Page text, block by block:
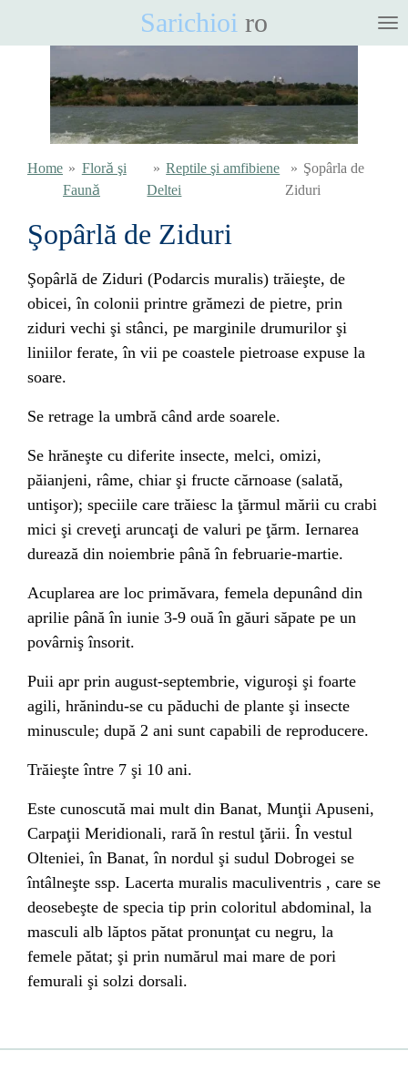
hoofdinhoud
Sarichioi ro
Home » Floră şi
Faună
» Reptile şi amfibiene
Deltei
» Şopârla de
Ziduri
Şopârlă de Ziduri
Şopârlă de Ziduri (Podarcis muralis) trăieşte, de
obicei, în colonii printre grămezi de pietre, prin
ziduri vechi şi stânci, pe marginile drumurilor şi
liniilor ferate, în vii pe coastele pietroase expuse la
soare.
Se retrage la umbră când arde soarele.
Se hrăneşte cu diferite insecte, melci, omizi,
păianjeni, râme, chiar şi fructe cărnoase (salată,
untişor); speciile care trăiesc la ţărmul mării cu crabi
mici şi creveţi aruncaţi de valuri pe ţărm. Iernarea
durează din noiembrie până în februarie-martie.
Acuplarea are loc primăvara, femela depunând din
aprilie până în iunie 3-9 ouă în găuri săpate pe un
povârniş însorit.
Puii apr prin august-septembrie, viguroşi şi foarte
agili, hrănindu-se cu păduchi de plante şi insecte
minuscule; după 2 ani sunt capabili de reproducere.
Trăieşte între 7 şi 10 ani.
Este cunoscută mai mult din Banat, Munţii Apuseni,
Carpaţii Meridionali, rară în restul ţării. În vestul
Olteniei, în Banat, în nordul şi sudul Dobrogei se
întâlneşte ssp. Lacerta muralis maculiventris , care se
deosebeşte de specia tip prin coloritul abdominal, la
masculi alb lăptos pătat pronunţat cu negru, la
femele pătat; şi prin numărul mai mare de pori
femurali şi solzi dorsali.